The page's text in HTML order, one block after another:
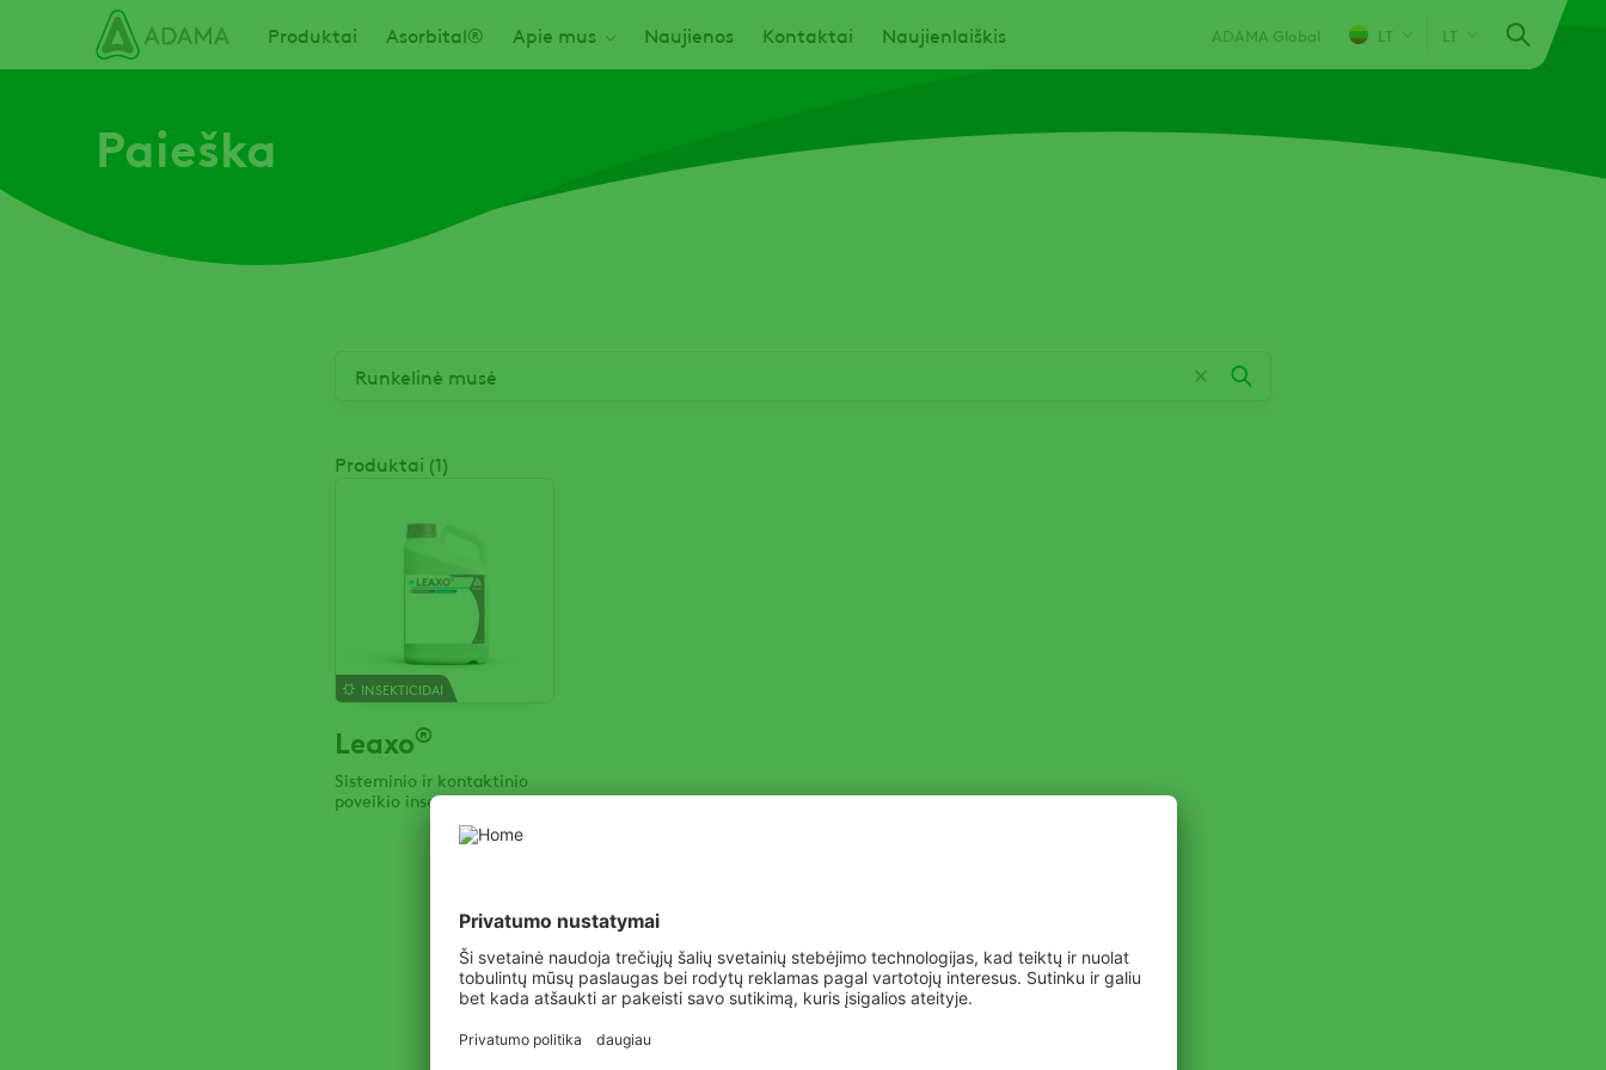
pagrindinį
Main navigation
Produktai Asorbital® Apie mus Naujienos Kontaktai Naujienlaiškis ADAMA Global LT LT
Paieška
Produktai (1)
INSEKTICIDAI
Leaxo®
Sisteminio ir kontaktinio
poveikio insekticidas